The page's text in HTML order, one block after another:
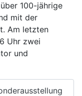
100-jährige
mit der
Am letzten
Uhr zwei
und